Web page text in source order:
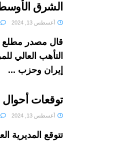
الشرق
أغسطس 13, 2024
قال مصدر
التأهب العالي
إيران وحزب ...
توقعات أحوال
أغسطس 13, 2024
تتوقع المديرية